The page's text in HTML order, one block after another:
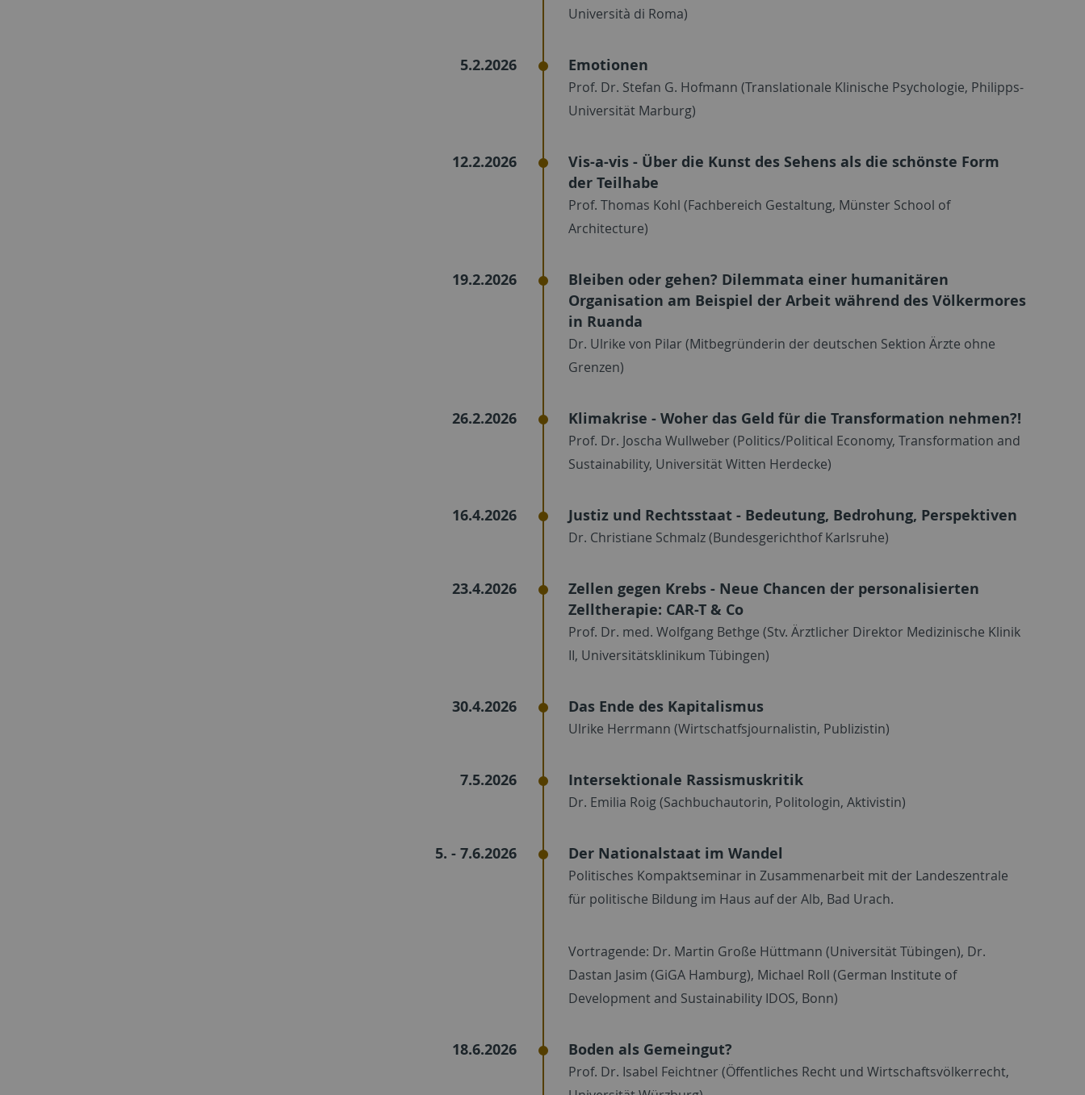
Università di Roma)
5.2.2026 Emotionen
Prof. Dr. Stefan G. Hofmann (Translationale Klinische Psychologie, Philipps-
Universität Marburg)
12.2.2026
Vis-a-vis - Über die Kunst des Sehens als die schönste Form
der Teilhabe
Prof. Thomas Kohl (Fachbereich Gestaltung, Münster School of
Architecture)
19.2.2026
Bleiben oder gehen? Dilemmata einer humanitären
Organisation am Beispiel der Arbeit während des Völkermores
in Ruanda
Dr. Ulrike von Pilar (Mitbegründerin der deutschen Sektion Ärzte ohne
Grenzen)
26.2.2026 Klimakrise - Woher das Geld für die Transformation nehmen?!
Prof. Dr. Joscha Wullweber (Politics/Political Economy, Transformation and
Sustainability, Universität Witten Herdecke)
16.4.2026 Justiz und Rechtsstaat - Bedeutung, Bedrohung, Perspektiven
Dr. Christiane Schmalz (Bundesgerichthof Karlsruhe)
23.4.2026
Zellen gegen Krebs - Neue Chancen der personalisierten
Zelltherapie: CAR-T & Co
Prof. Dr. med. Wolfgang Bethge (Stv. Ärztlicher Direktor Medizinische Klinik
II, Universitätsklinikum Tübingen)
30.4.2026 Das Ende des Kapitalismus
Ulrike Herrmann (Wirtschatfsjournalistin, Publizistin)
7.5.2026 Intersektionale Rassismuskritik
Dr. Emilia Roig (Sachbuchautorin, Politologin, Aktivistin)
5. - 7.6.2026 Der Nationalstaat im Wandel
Politisches Kompaktseminar in Zusammenarbeit mit der Landeszentrale
für politische Bildung im Haus auf der Alb, Bad Urach.
Vortragende: Dr. Martin Große Hüttmann (Universität Tübingen), Dr.
Dastan Jasim (GiGA Hamburg), Michael Roll (German Institute of
Development and Sustainability IDOS, Bonn)
18.6.2026 Boden als Gemeingut?
Prof. Dr. Isabel Feichtner (Öffentliches Recht und Wirtschaftsvölkerrecht,